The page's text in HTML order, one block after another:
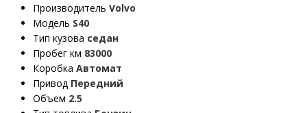
Производитель Volvo
Модель S40
Тип кузова седан
Пробег км 83000
Коробка Автомат
Привод Передний
Объем 2.5